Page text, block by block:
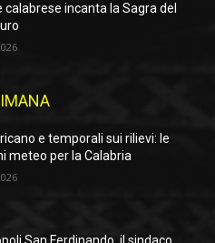
calabrese incanta la Sagra del
e temporali sui rilievi: le
meteo per la Calabria